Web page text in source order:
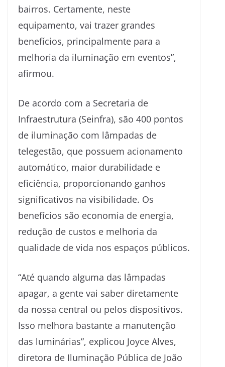
bairros. Certamente, neste
equipamento, vai trazer grandes
benefícios, principalmente para a
melhoria da iluminação em eventos”,
afirmou.
De acordo com a Secretaria de
Infraestrutura (Seinfra), são 400 pontos
de iluminação com lâmpadas de
telegestão, que possuem acionamento
automático, maior durabilidade e
eficiência, proporcionando ganhos
significativos na visibilidade. Os
benefícios são economia de energia,
redução de custos e melhoria da
qualidade de vida nos espaços públicos.
“Até quando alguma das lâmpadas
apagar, a gente vai saber diretamente
da nossa central ou pelos dispositivos.
Isso melhora bastante a manutenção
das luminárias”, explicou Joyce Alves,
diretora de Iluminação Pública de João